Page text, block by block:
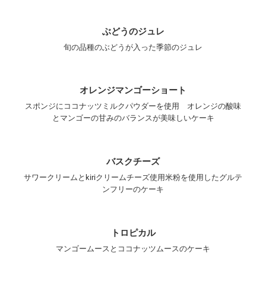
ぶどうのジュレ
旬の品種のぶどうが入った季節のジュレ
オレンジマンゴーショート
スポンジにココナッツミルクパウダーを使用 オレンジの酸味
とマンゴーの甘みのバランスが美味しいケーキ
バスクチーズ
サワークリームとkiriクリームチーズ使用米粉を使用したグルテ
ンフリーのケーキ
トロピカル
マンゴームースとココナッツムースのケーキ